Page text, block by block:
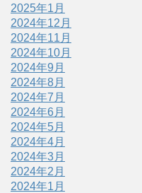
2025年1月
2024年12月
2024年11月
2024年10月
2024年9月
2024年8月
2024年7月
2024年6月
2024年5月
2024年4月
2024年3月
2024年2月
2024年1月